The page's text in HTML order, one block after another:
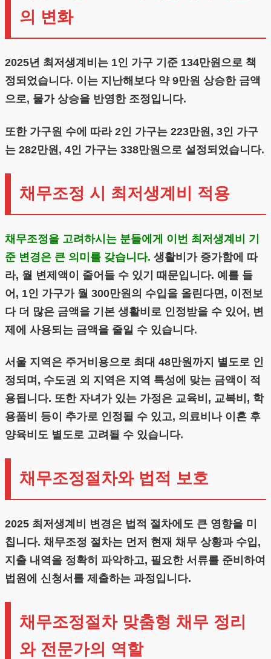
의 변화
2025년 최저생계비는 1인 가구 기준 134만원으로 책
정되었습니다. 이는 지난해보다 약 9만원 상승한 금액
으로, 물가 상승을 반영한 조정입니다.
또한 가구원 수에 따라 2인 가구는 223만원, 3인 가구
는 282만원, 4인 가구는 338만원으로 설정되었습니다.
채무조정 시 최저생계비 적용
채무조정을 고려하시는 분들에게 이번 최저생계비 기
준 변경은 큰 의미를 갖습니다. 생활비가 증가함에 따
라, 월 변제액이 줄어들 수 있기 때문입니다. 예를 들
어, 1인 가구가 월 300만원의 수입을 올린다면, 이전보
다 더 많은 금액을 기본 생활비로 인정받을 수 있어, 변
제에 사용되는 금액을 줄일 수 있습니다.
서울 지역은 주거비용으로 최대 48만원까지 별도로 인
정되며, 수도권 외 지역은 지역 특성에 맞는 금액이 적
용됩니다. 또한 자녀가 있는 가정은 교육비, 교복비, 학
용품비 등이 추가로 인정될 수 있고, 의료비나 이혼 후
양육비도 별도로 고려될 수 있습니다.
채무조정절차와 법적 보호
2025 최저생계비 변경은 법적 절차에도 큰 영향을 미
칩니다. 채무조정 절차는 먼저 현재 채무 상황과 수입,
지출 내역을 정확히 파악하고, 필요한 서류를 준비하여
법원에 신청서를 제출하는 과정입니다.
채무조정절차 맞춤형 채무 정리
와 전문가의 역할